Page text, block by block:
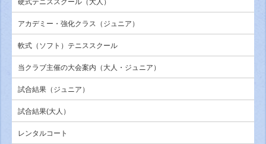
硬式テニススクール（大人）
アカデミー・強化クラス（ジュニア）
軟式（ソフト）テニススクール
当クラブ主催の大会案内（大人・ジュニア）
試合結果（ジュニア）
試合結果(大人）
レンタルコート